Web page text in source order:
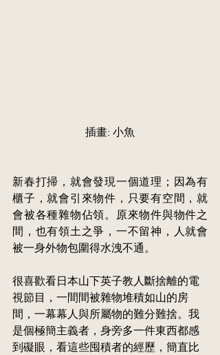
插畫: 小魚
新春打掃，就會發現一個道理；因為有
櫃子，就會引來物件，只要有空間，就
會被各種雜物佔領。原來物件與物件之
間，也有領土之爭，一不留神，人就會
被一身外物包圍得水洩不通。
很喜歡看日本山下英子教人斷捨離的電
視節目，一間間被雜物堆積如山的房
間，一幕幕人與所屬物的難分難捨。我
是個極簡主義者，身旁多一件東西都感
到礙眼 ，看這些囤積者的經歷，簡直比